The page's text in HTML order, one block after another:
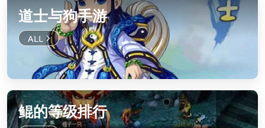
道士与狗手游
鲲的等级排行